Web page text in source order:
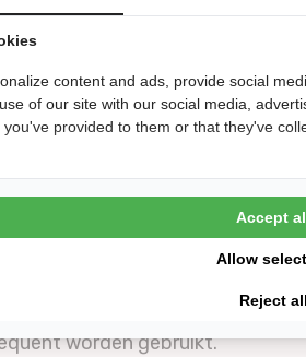
1 Ford controlebevinding.
dat acties het risico
na AP-beoordelingen,
en
toepassing van speciale
worden gebruikt.
content and ads, provide social
of our site with our social media,
provided to them or that they've
Reject
Allow
Accept